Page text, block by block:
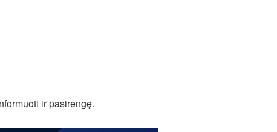
ir pasirengę.